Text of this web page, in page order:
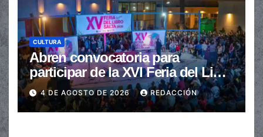
CULTURA
Abren convocatoria para
participar de la XVI Feria del Libro
de Salta
4 DE AGOSTO DE 2026 REDACCIÓN